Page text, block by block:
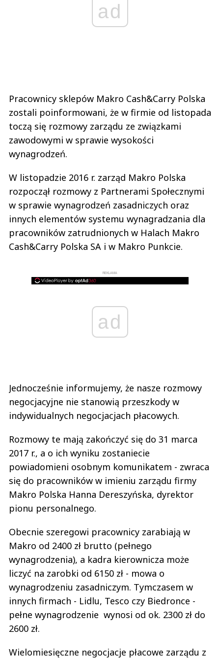
ad
Pracownicy sklepów Makro Cash&Carry Polska
zostali poinformowani, że w firmie od listopada
toczą się rozmowy zarządu ze związkami
zawodowymi w sprawie wysokości
wynagrodzeń.
W listopadzie 2016 r. zarząd Makro Polska
rozpoczął rozmowy z Partnerami Społecznymi
w sprawie wynagrodzeń zasadniczych oraz
innych elementów systemu wynagradzania dla
pracowników zatrudnionych w Halach Makro
Cash&Carry Polska SA i w Makro Punkcie.
REKLAMA
ad
Jednocześnie informujemy, że nasze rozmowy
negocjacyjne nie stanowią przeszkody w
indywidualnych negocjacjach płacowych.
Rozmowy te mają zakończyć się do 31 marca
2017 r., a o ich wyniku zostaniecie
powiadomieni osobnym komunikatem - zwraca
się do pracowników w imieniu zarządu firmy
Makro Polska Hanna Dereszyńska, dyrektor
pionu personalnego.
Obecnie szeregowi pracownicy zarabiają w
Makro od 2400 zł brutto (pełnego
wynagrodzenia), a kadra kierownicza może
liczyć na zarobki od 6150 zł - mowa o
wynagrodzeniu zasadniczym. Tymczasem w
innych firmach - Lidlu, Tesco czy Biedronce -
pełne wynagrodzenie wynosi od ok. 2300 zł do
2600 zł.
Wielomiesięczne negocjacje płacowe zarządu z